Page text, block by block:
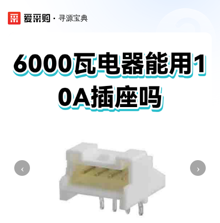
寻源宝典
‹ ›